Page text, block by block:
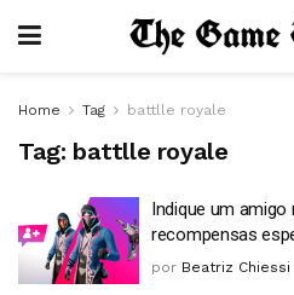
Home Tag battlle royale
Tag: battlle royale
Indique um amigo
recompensas
por Beatriz Chiessi